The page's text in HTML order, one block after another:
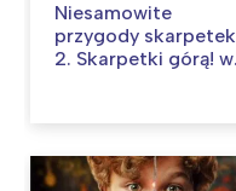
Niesamowite
przygody skarpetek
2. Skarpetki górą! w